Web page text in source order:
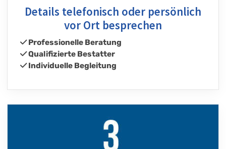
Details telefonisch oder persönlich
vor Ort besprechen
Professionelle Beratung
Qualifizierte Bestatter
Individuelle Begleitung